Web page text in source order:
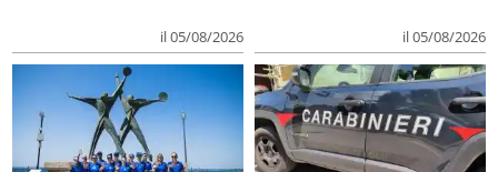
il 05/08/2026 il 05/08/2026